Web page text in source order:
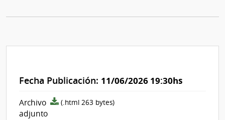
Fecha Publicación: 11/06/2026 19:30hs
Archivo
adjunto
archivo
(.html 263 bytes)